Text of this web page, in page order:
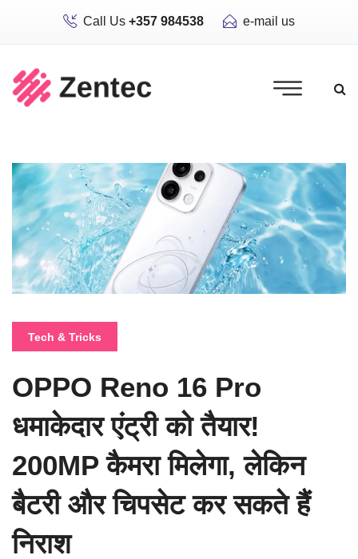
Call Us +357 984538 e-mail us
Tech & Tricks
OPPO Reno 16 Pro
धमाकेदार एंट्री को तैयार!
200MP कैमरा मिलेगा, लेकिन
बैटरी और चिपसेट कर सकते हैं
निराश